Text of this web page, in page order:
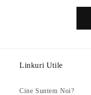
Linkuri Utile
Cine Suntem Noi?